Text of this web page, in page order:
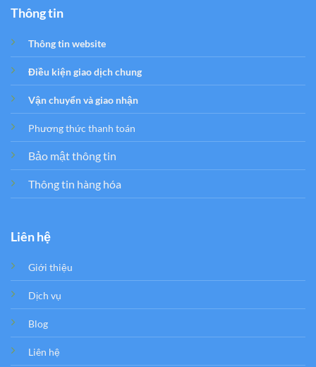
Thông tin
Thông tin website
Điều kiện giao dịch chung
Vận chuyển và giao nhận
Phương thức thanh toán
Bảo mật thông tin
Thông tin hàng hóa
Liên hệ
Giới thiệu
Dịch vụ
Blog
Liên hệ